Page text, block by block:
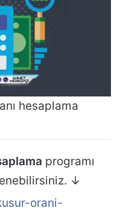
hesaplama
programı
↓
orani-